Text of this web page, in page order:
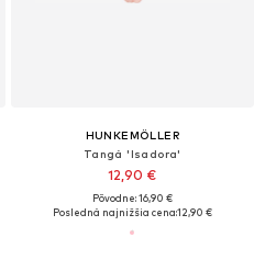
HUNKEMÖLLER
Tangá 'Isadora'
12,90 €
Pôvodne: 16,90 €
Posledná najnižšia cena:12,90 €